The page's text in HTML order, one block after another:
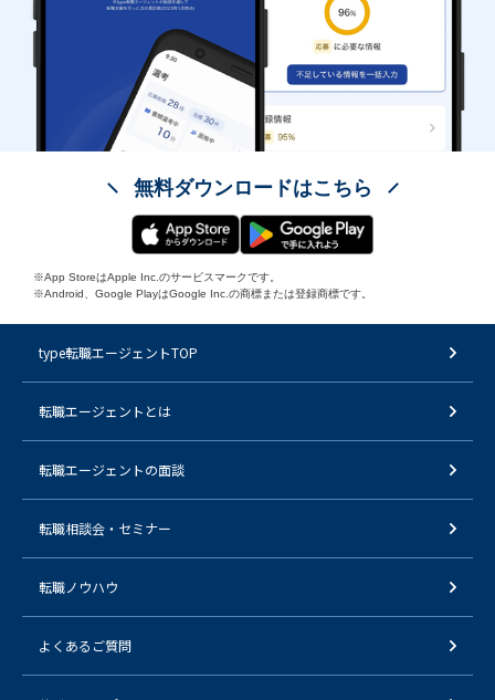
無料ダウンロードはこちら
※App StoreはApple Inc.のサービスマークです。
※Android、Google PlayはGoogle Inc.の商標または登録商標です。
type転職エージェントTOP
転職エージェントとは
転職エージェントの面談
転職相談会・セミナー
転職ノウハウ
よくあるご質問